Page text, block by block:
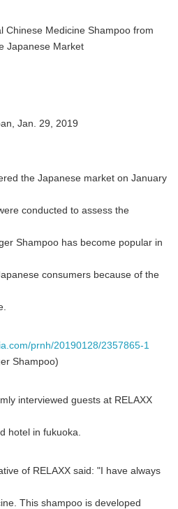
Chinese Medicine Shampoo from
Japanese Market
Jan. 29, 2019
the Japanese market on January
conducted to assess the
Shampoo has become popular in
consumers because of the
prnh/20190128/2357865-1
Shampoo)
interviewed guests at RELAXX
hotel in fukuoka.
of RELAXX said: "I have always
This shampoo is developed